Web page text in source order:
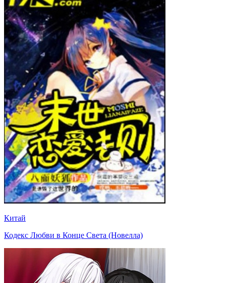
Китай
Кодекс Любви в Конце Света (Новелла)